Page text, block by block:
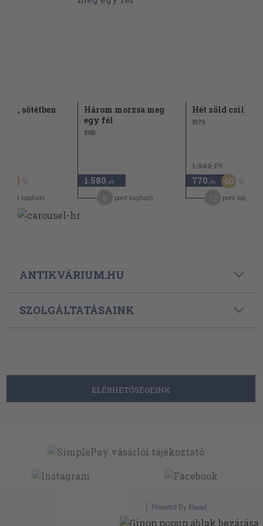
sötétben
pont kapható
Három morzsa meg
egy fél
1985
1.580 ,-Ft
pont kapható
Hét zöld csillag
1979
1.940 Ft
770 ,-Ft 60
pont kapható
ANTIKVÁRIUM.HU
SZOLGÁLTATÁSAINK
ELÉRHETŐSÉGEINK
Powered By Ebond